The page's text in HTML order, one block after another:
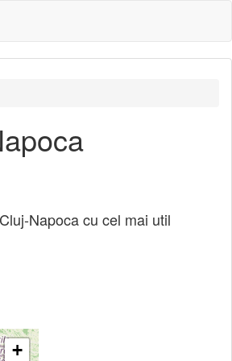
Napoca cu cel mai util
+